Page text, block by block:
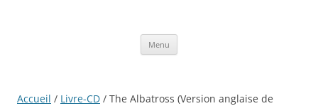
Menu
Accueil / Livre-CD / The Albatross (Version anglaise de